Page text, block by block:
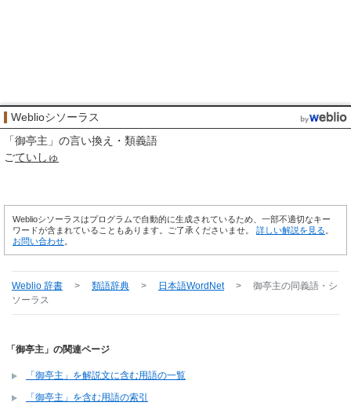
Weblioシソーラス
「御亭主 」の言い換え・類義語
ごていしゅ
Weblioシソーラスはプログラムで自動的に生成されているため、一部不適切なキー
ワードが含まれていることもあります。ご了承くださいませ。 詳しい解説を見る。
お問い合わせ。
Weblio 辞書 > 類語辞典 > 日本語WordNet > 御亭主の同義語・シ
ソーラス
「御亭主」の関連ページ
「御亭主」を解説文に含む用語の一覧
「御亭主」を含む用語の索引